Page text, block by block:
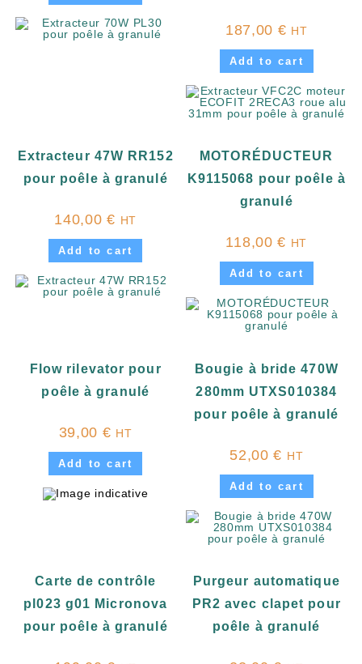
187,00 € HT
Add to cart
Extracteur 47W RR152
pour poêle à granulé
140,00€ HT
Add to cart
MOTORÉDUCTEUR
K9115068 pour poêle à
granulé
118,00€ HT
Add to cart
Flow rilevator pour
poêle à granulé
39,00 € HT
Add to cart
Bougie à bride 470W
280mm UTXS010384
pour poêle à granulé
52,00€ HT
Add to cart
Carte de contrôle
pl023 g01 Micronova
pour poêle à granulé
Purgeur automatique
PR2 avec clapet pour
poêle à granulé